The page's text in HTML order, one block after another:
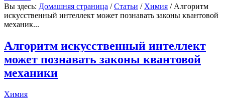
Вы здесь: Домашняя страница / Статьи / Химия / Алгоритм
искусственный интеллект может познавать законы квантовой
механик...
Алгоритм искусственный интеллект
может познавать законы квантовой
механики
Химия